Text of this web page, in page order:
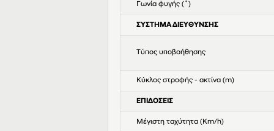
Γωνία φυγής (˚)
ΣΥΣΤΗΜΑ ΔΙΕΥΘΥΝΣΗΣ
Τύπος υποβοήθησης
Κύκλος στροφής - ακτίνα (m)
ΕΠΙΔΟΣΕΙΣ
Μέγιστη ταχύτητα (Km/h)